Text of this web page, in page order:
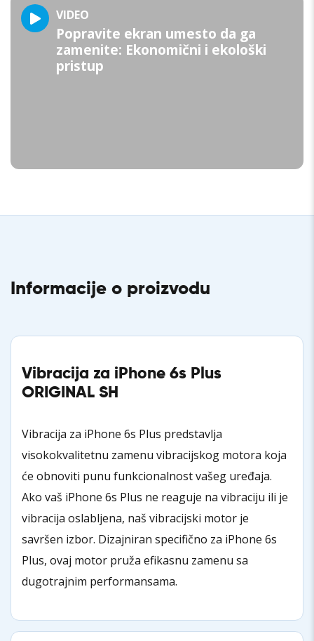
VIDEO
Popravite ekran umesto da ga
zamenite: Ekonomični i ekološki
pristup
Informacije o proizvodu
Vibracija za iPhone 6s Plus
ORIGINAL SH
Vibracija za iPhone 6s Plus predstavlja
visokokvalitetnu zamenu vibracijskog motora koja
će obnoviti punu funkcionalnost vašeg uređaja.
Ako vaš iPhone 6s Plus ne reaguje na vibraciju ili je
vibracija oslabljena, naš vibracijski motor je
savršen izbor. Dizajniran specifično za iPhone 6s
Plus, ovaj motor pruža efikasnu zamenu sa
dugotrajnim performansama.